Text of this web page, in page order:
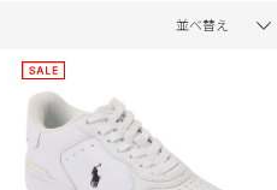
並べ替え